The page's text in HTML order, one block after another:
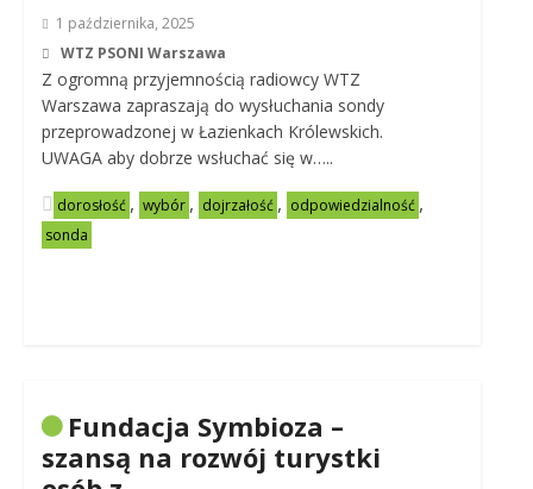
1 października, 2025
WTZ PSONI Warszawa
Z ogromną przyjemnością radiowcy WTZ
Warszawa zapraszają do wysłuchania sondy
przeprowadzonej w Łazienkach Królewskich.
UWAGA aby dobrze wsłuchać się w…..
dorosłość , wybór , dojrzałość , odpowiedzialność ,
sonda
Fundacja Symbioza –
szansą na rozwój turystki